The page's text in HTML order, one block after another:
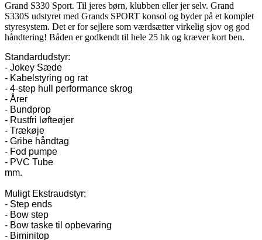
Grand S330 Sport. Til jeres børn, klubben eller jer selv. Grand
S330S udstyret med Grands SPORT konsol og byder på et komplet
styresystem. Det er for sejlere som værdsætter virkelig sjov og god
håndtering! Båden er godkendt til hele 25 hk og kræver kort ben.
Standardudstyr:
- Jokey Sæde
- Kabelstyring og rat
- 4-step hull performance skrog
- Årer
- Bundprop
- Rustfri løfteøjer
- Trækøje
- Gribe håndtag
- Fod pumpe
- PVC Tube
mm.
Muligt Ekstraudstyr:
- Step ends
- Bow step
- Bow taske til opbevaring
- Biminitop